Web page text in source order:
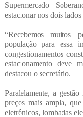
Supermercado
estacionar nos dois lados
“Recebemos muitos
população para essa
congestionamentos
estacionamento deve
destacou o secretário.
Paralelamente, a
preços mais ampla,
eletrônicos, lombadas